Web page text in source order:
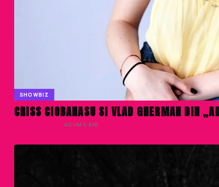
SHOWBIZ
CRISS CIOBANASU SI VLAD GHERMAN DIN
· ACUM 6 ANI